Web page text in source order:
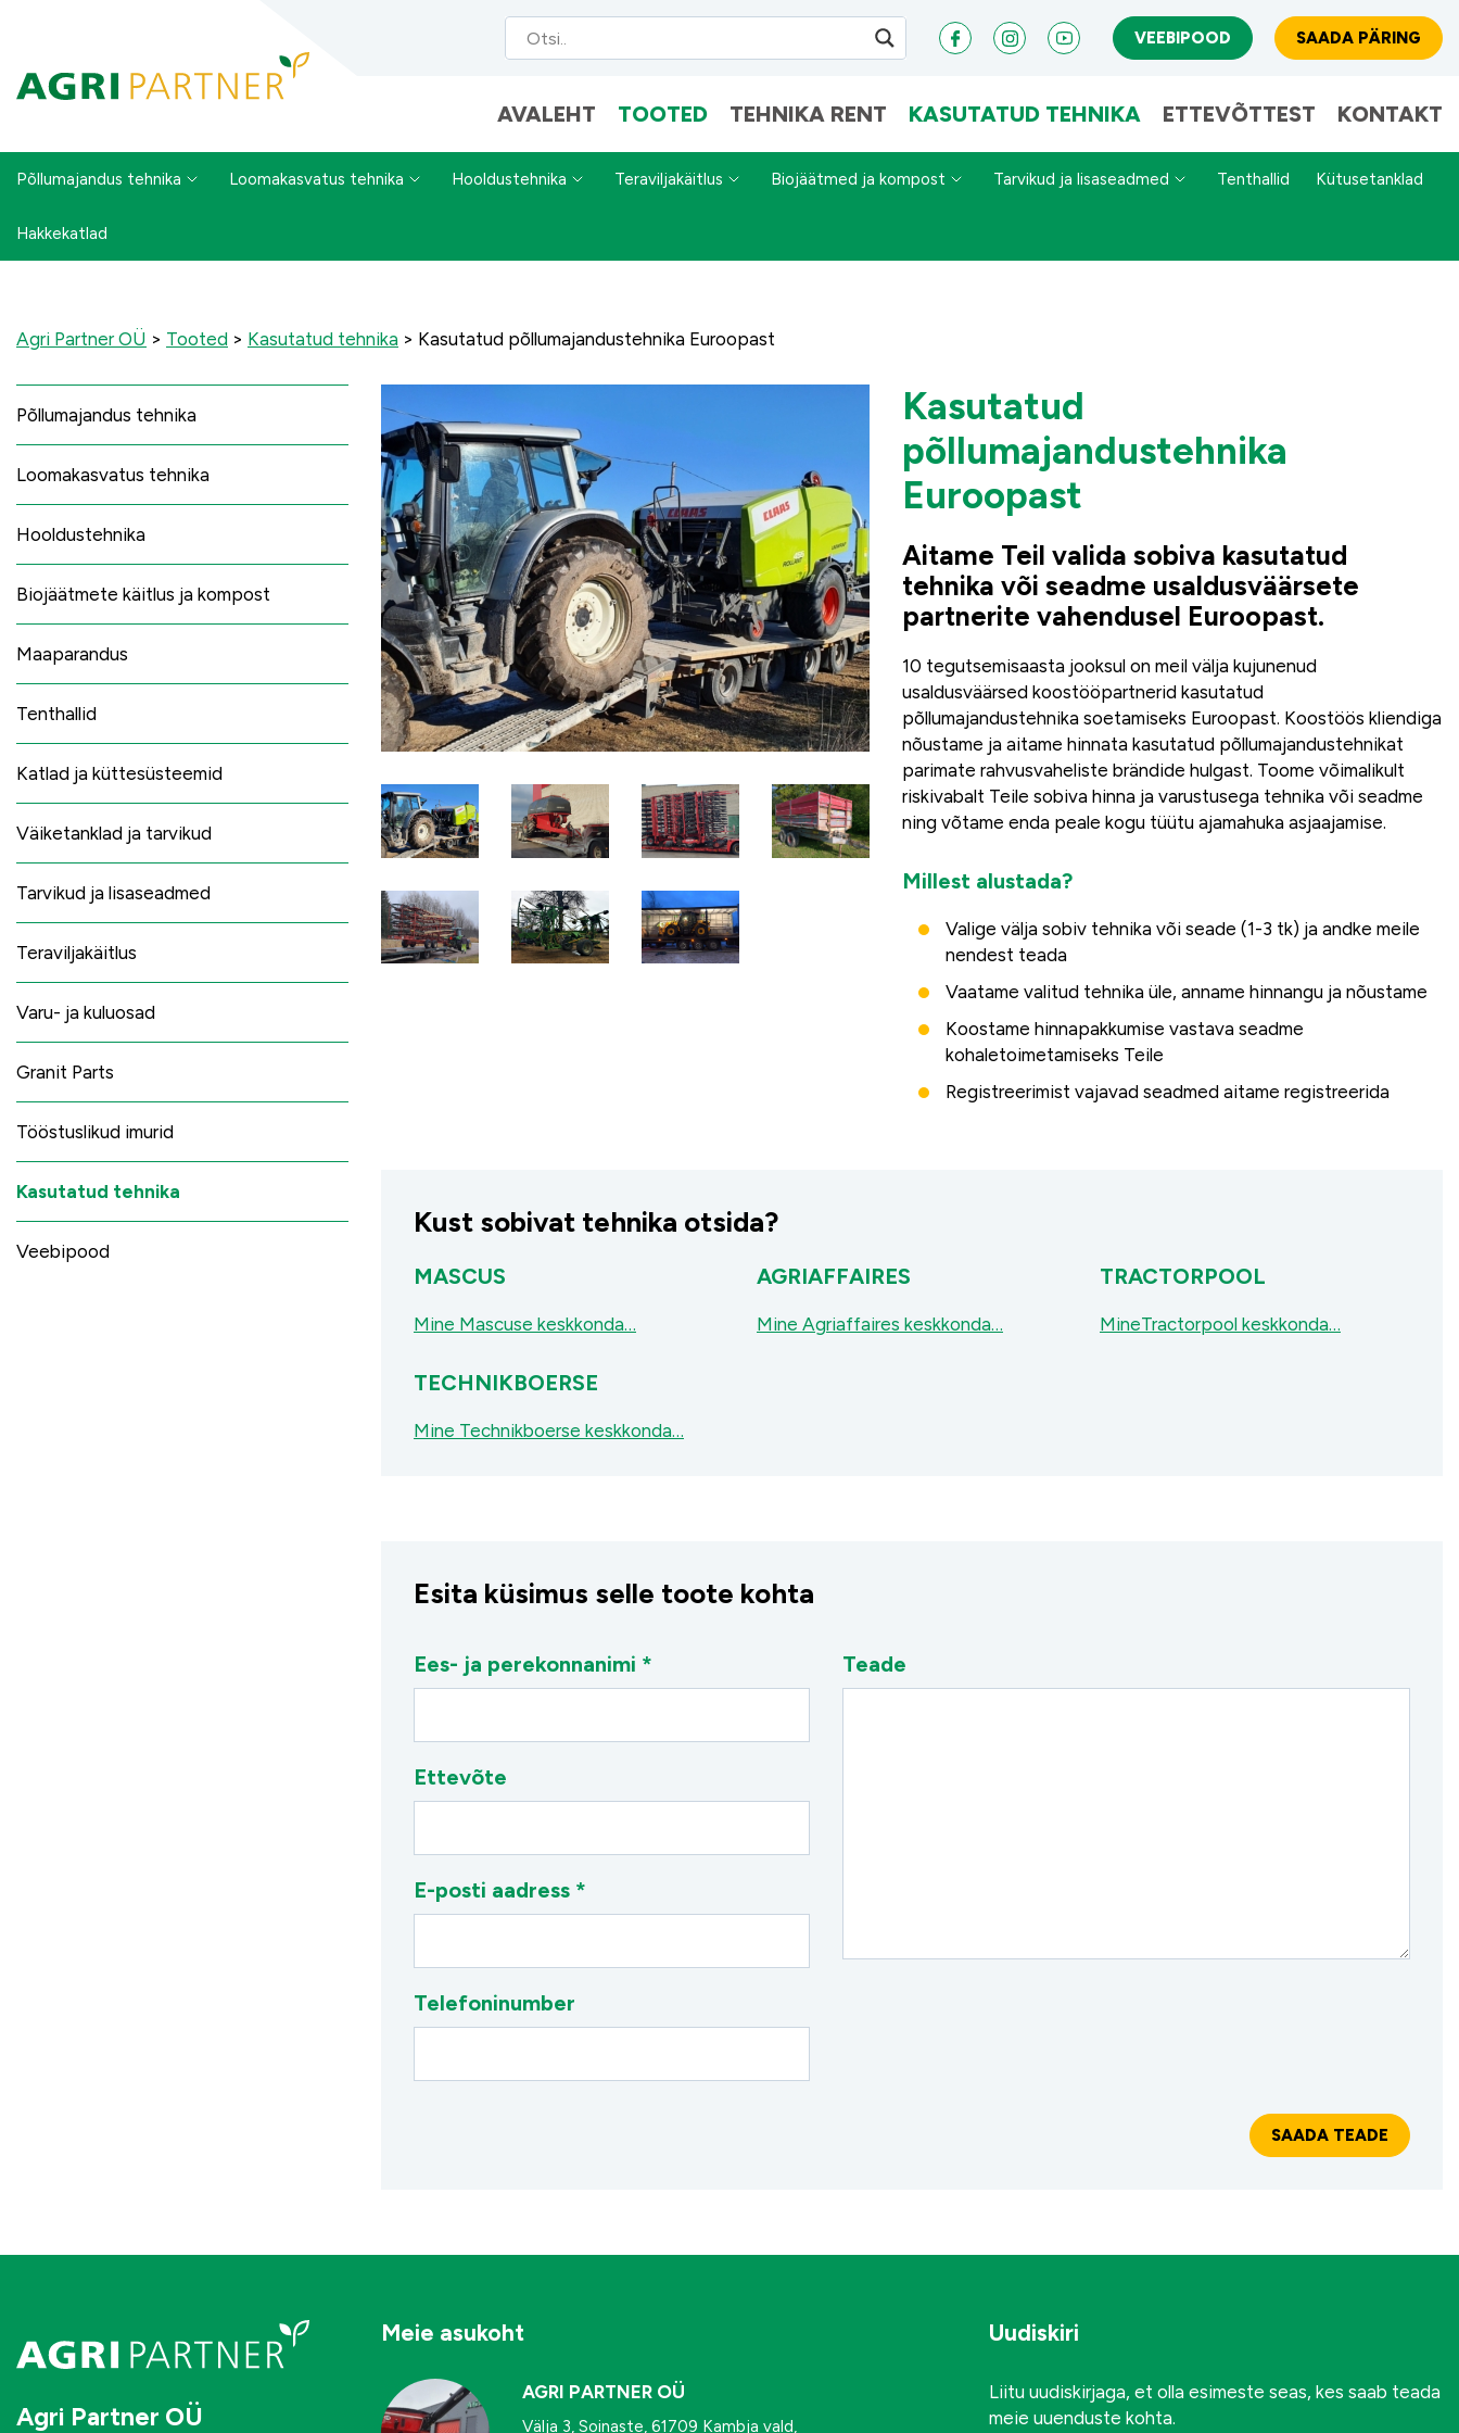
VEEBIPOOD SAADA PÄRING
AVALEHT TOOTED TEHNIKA RENT KASUTATUD TEHNIKA ETTEVÕTTEST KONTAKT
Põllumajandus tehnika Loomakasvatus tehnika Hooldustehnika Teraviljakäitlus Biojäätmed ja kompost Tarvikud ja lisaseadmed Tenthallid Kütusetanklad
Hakkekatlad
Agri Partner OÜ > Tooted > Kasutatud tehnika > Kasutatud põllumajandustehnika Euroopast
Kasutatud
põllumajandustehnika
Euroopast
Aitame Teil valida sobiva kasutatud
tehnika või seadme usaldusväärsete
partnerite vahendusel Euroopast.
10 tegutsemisaasta jooksul on meil välja kujunenud
usaldusväärsed koostööpartnerid kasutatud
põllumajandustehnika soetamiseks Euroopast. Koostöös kliendiga
nõustame ja aitame hinnata kasutatud põllumajandustehnikat
parimate rahvusvaheliste brändide hulgast. Toome võimalikult
riskivabalt Teile sobiva hinna ja varustusega tehnika või seadme
ning võtame enda peale kogu tüütu ajamahuka asjaajamise.
Millest alustada?
Valige välja sobiv tehnika või seade (1-3 tk) ja andke meile
nendest teada
Vaatame valitud tehnika üle, anname hinnangu ja nõustame
Koostame hinnapakkumise vastava seadme
kohaletoimetamiseks Teile
Registreerimist vajavad seadmed aitame registreerida
Kust sobivat tehnika otsida?
MASCUS
Mine Mascuse keskkonda…
AGRIAFFAIRES
Mine Agriaffaires keskkonda…
TRACTORPOOL
MineTractorpool keskkonda…
TECHNIKBOERSE
Mine Technikboerse keskkonda…
Esita küsimus selle toote kohta
Ees- ja perekonnanimi *
Ettevõte
E-posti aadress *
Telefoninumber
Teade
Põllumajandus tehnika
Loomakasvatus tehnika
Hooldustehnika
Biojäätmete käitlus ja kompost
Maaparandus
Tenthallid
Katlad ja küttesüsteemid
Väiketanklad ja tarvikud
Tarvikud ja lisaseadmed
Teraviljakäitlus
Varu- ja kuluosad
Granit Parts
Tööstuslikud imurid
Kasutatud tehnika
Veebipood
Agri Partner OÜ
Meie asukoht
AGRI PARTNER OÜ
Välja 3, Soinaste, 61709 Kambja vald,
Uudiskiri
Liitu uudiskirjaga, et olla esimeste seas, kes saab teada
meie uuenduste kohta.